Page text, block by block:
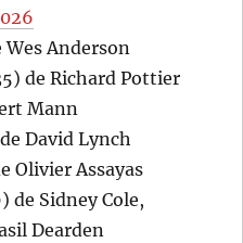
Wes Anderson
de Richard Pottier
Mann
David Lynch
Olivier Assayas
de Sidney Cole,
Dearden